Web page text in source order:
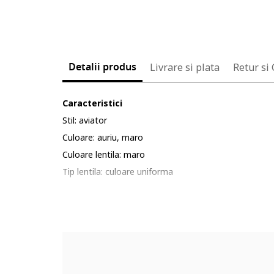
Detalii produs Livrare si plata Retur si
Caracteristici
Stil: aviator
Culoare: auriu, maro
Culoare lentila: maro
Tip lentila: culoare uniforma